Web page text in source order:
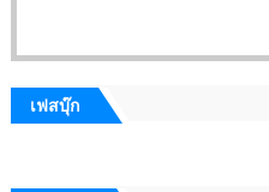
เฟสบุ๊ก